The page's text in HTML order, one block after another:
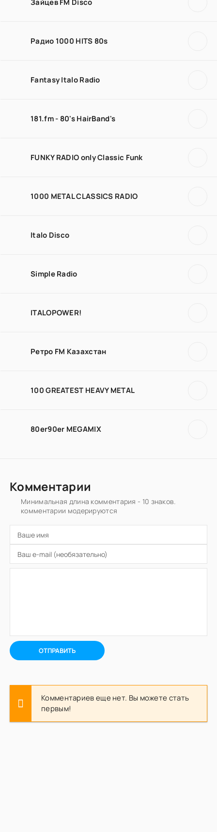
Радио 1000 HITS 80s
Fantasy Italo Radio
181.fm - 80's HairBand's
FUNKY RADIO only Classic Funk
1000 METAL CLASSICS RADIO
Italo Disco
Simple Radio
ITALOPOWER!
Ретро FM Казахстан
100 GREATEST HEAVY METAL
80er90er MEGAMIX
Комментарии
Минимальная длина комментария - 10 знаков.
комментарии модерируются
ОТПРАВИТЬ
Комментариев еще нет. Вы можете стать
первым!